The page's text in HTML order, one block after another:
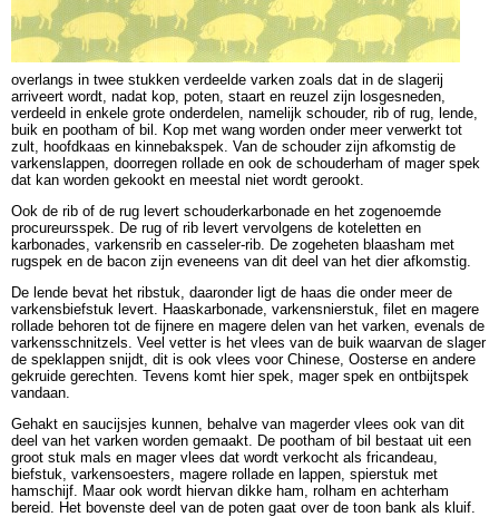
overlangs in twee stukken verdeelde varken zoals dat in de slagerij
arriveert wordt, nadat kop, poten, staart en reuzel zijn losgesneden,
verdeeld in enkele grote onderdelen, namelijk schouder, rib of rug, lende,
buik en pootham of bil. Kop met wang worden onder meer verwerkt tot
zult, hoofdkaas en kinnebakspek. Van de schouder zijn afkomstig de
varkenslappen, doorregen rollade en ook de schouderham of mager spek
dat kan worden gekookt en meestal niet wordt gerookt.
Ook de rib of de rug levert schouderkarbonade en het zogenoemde
procureursspek. De rug of rib levert vervolgens de koteletten en
karbonades, varkensrib en casseler-rib. De zogeheten blaasham met
rugspek en de bacon zijn eveneens van dit deel van het dier afkomstig.
De lende bevat het ribstuk, daaronder ligt de haas die onder meer de
varkensbiefstuk levert. Haaskarbonade, varkensnierstuk, filet en magere
rollade behoren tot de fijnere en magere delen van het varken, evenals de
varkensschnitzels. Veel vetter is het vlees van de buik waarvan de slager
de speklappen snijdt, dit is ook vlees voor Chinese, Oosterse en andere
gekruide gerechten. Tevens komt hier spek, mager spek en ontbijtspek
vandaan.
Gehakt en saucijsjes kunnen, behalve van magerder vlees ook van dit
deel van het varken worden gemaakt. De pootham of bil bestaat uit een
groot stuk mals en mager vlees dat wordt verkocht als fricandeau,
biefstuk, varkensoesters, magere rollade en lappen, spierstuk met
hamschijf. Maar ook wordt hiervan dikke ham, rolham en achterham
bereid. Het bovenste deel van de poten gaat over de toon bank als kluif.